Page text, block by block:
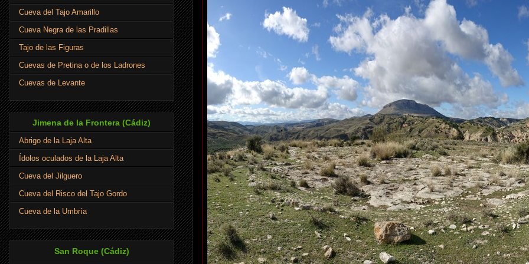
Cueva del Tajo Amarillo
Cueva Negra de las Pradillas
Tajo de las Figuras
Cuevas de Pretina o de los Ladrones
Cuevas de Levante
Jimena de la Frontera (Cádiz)
Abrigo de la Laja Alta
Ídolos oculados de la Laja Alta
Cueva del Jilguero
Cueva del Risco del Tajo Gordo
Cueva de la Umbría
San Roque (Cádiz)